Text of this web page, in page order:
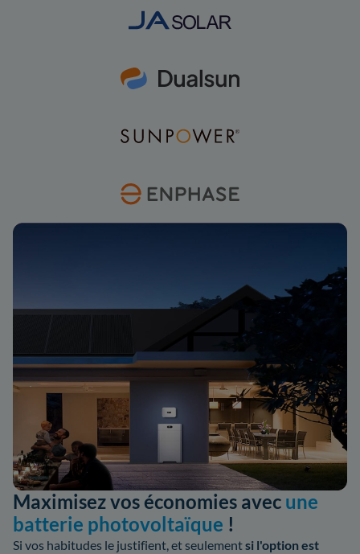
Maximisez vos économies avec une
batterie photovoltaïque !
Si vos habitudes le justifient, et seulementsi l'option est